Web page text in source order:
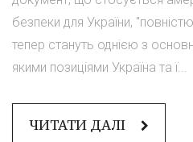
безпеки для України,
тепер стануть однією з
якими позиціями Україна та ї...
ЧИТАТИ ДАЛІ